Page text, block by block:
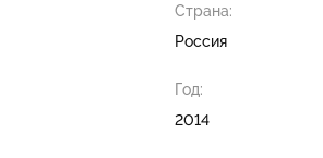
Страна:
Россия
Год:
2014